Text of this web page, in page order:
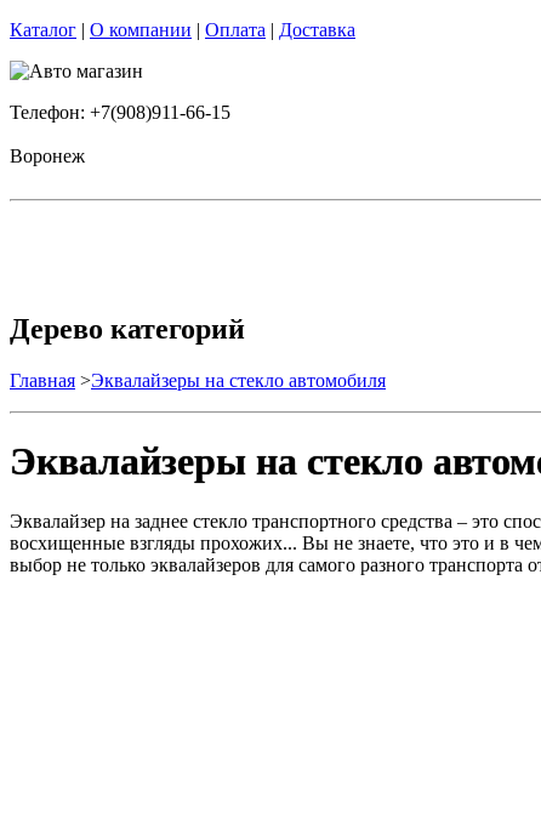
Каталог | О компании | Оплата | Доставка
Телефон: +7(908)911-66-15
Воронеж
Дерево категорий
Главная >Эквалайзеры на стекло автомобиля
Эквалайзеры на стекло
Эквалайзер на заднее стекло транспортного средства – это
восхищенные взгляды прохожих... Вы не знаете, что это и в
выбор не только эквалайзеров для самого разного